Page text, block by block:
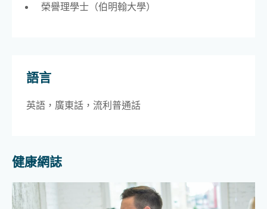
榮譽理學士（伯明翰大學）
語言
英語，廣東話，流利普通話
健康網誌